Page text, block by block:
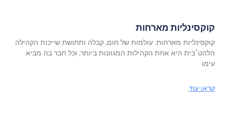
קוקסינליות מארחות
קוקסינליות מארחות: עולמות של חום, קבלה ותחושת שייכות הקהילה
הלהט"בית היא אחת הקהילות המגוונות ביותר, וכל חבר בה מביא
עימו
קראו עוד